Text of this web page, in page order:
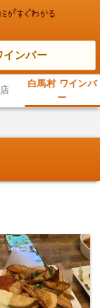
インバー
白馬村 ワインバ
ー